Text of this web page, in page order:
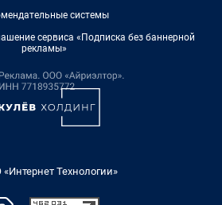
системы
сервиса «Подписка без баннерной
рекламы»
Технологии»